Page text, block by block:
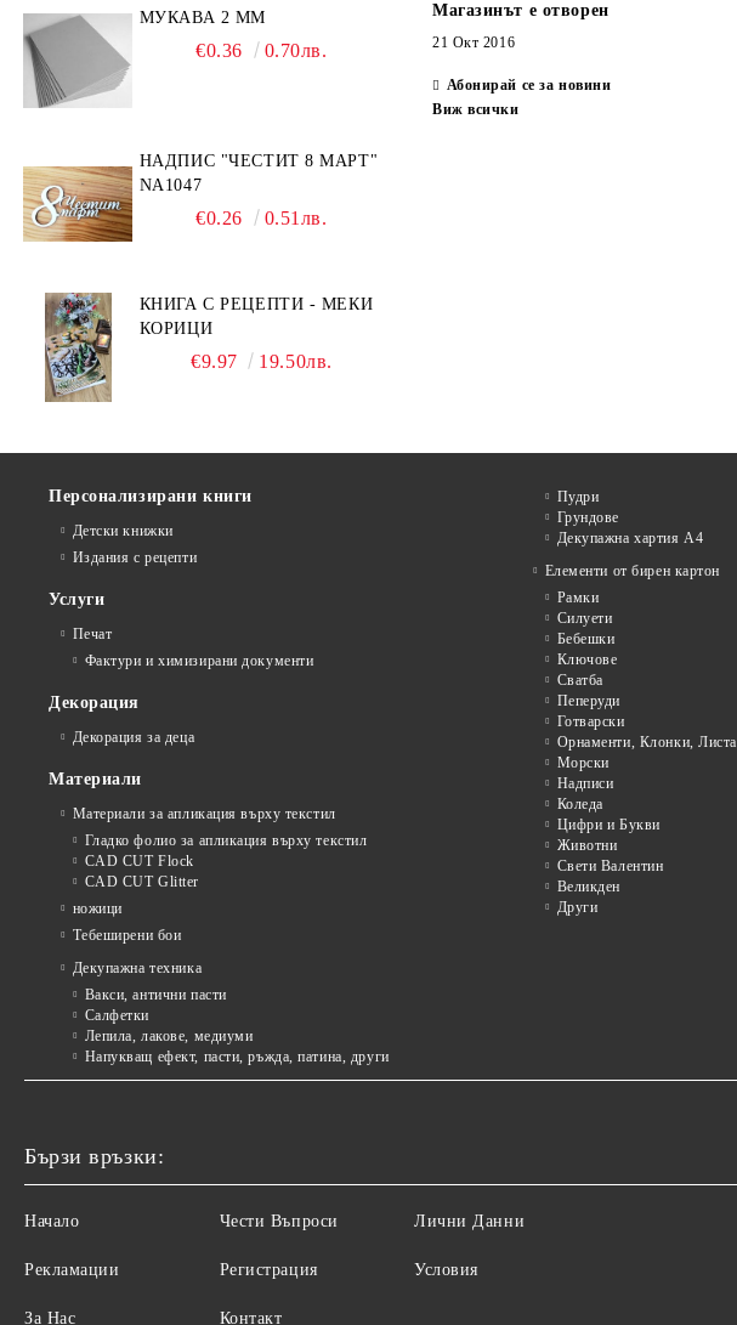
МУКАВА 2 ММ
€0.36 0.70лв.
НАДПИС "ЧЕСТИТ 8 МАРТ"
NA1047
€0.26 0.51лв.
КНИГА С РЕЦЕПТИ - МЕКИ
КОРИЦИ
€9.97 19.50лв.
Магазинът е отворен
21 Окт 2016
Абонирай се за новини
Виж всички
Персонализирани книги
Детски книжки
Издания с рецепти
Услуги
Печат
Фактури и химизирани документи
Декорация
Декорация за деца
Материали
Материали за апликация върху текстил
Гладко фолио за апликация върху текстил
CAD CUT Flock
CAD CUT Glitter
ножици
Тебеширени бои
Декупажна техника
Вакси, антични пасти
Салфетки
Лепила, лакове, медиуми
Напукващ ефект, пасти, ръжда, патина, други
Пудри
Грундове
Декупажна хартия А4
Елементи от бирен картон
Рамки
Силуети
Бебешки
Ключове
Сватба
Пеперуди
Готварски
Орнаменти, Клонки, Листа
Морски
Надписи
Коледа
Цифри и Букви
Животни
Свети Валентин
Великден
Други
Бързи връзки:
Начало
Рекламации
За Нас
Чести Въпроси
Регистрация
Контакт
Лични Данни
Условия